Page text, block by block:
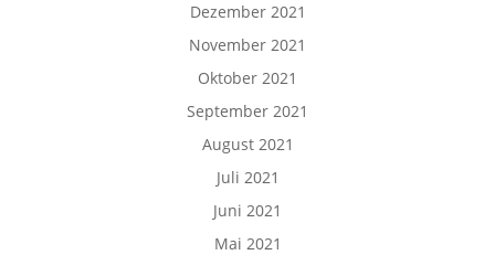
Dezember 2021
November 2021
Oktober 2021
September 2021
August 2021
Juli 2021
Juni 2021
Mai 2021